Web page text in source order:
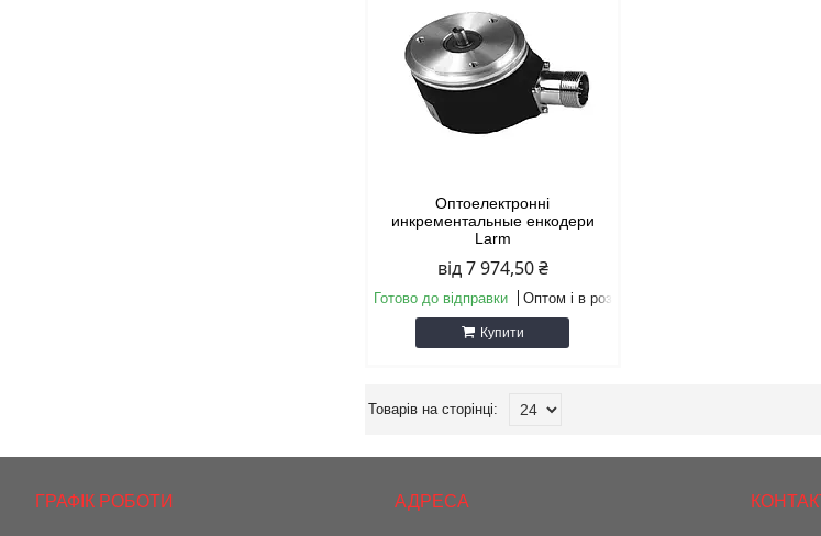
Оптоелектронні
инкрементальные енкодери
Larm
від 7 974,50 ₴
Готово до відправки Оптом і в роздріб
Купити
ГРАФІК РОБОТИ